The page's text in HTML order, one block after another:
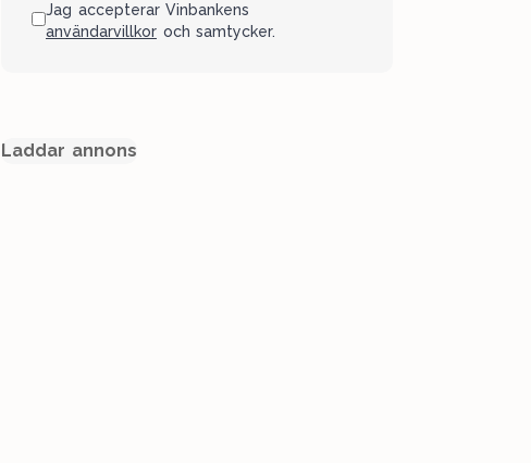
Jag accepterar Vinbankens
användarvillkor och samtycker.
Laddar annons